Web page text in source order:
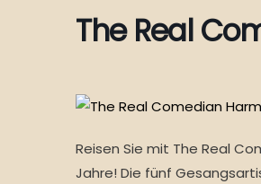
The Real
Reisen Sie mit The Real
Jahre! Die fünf